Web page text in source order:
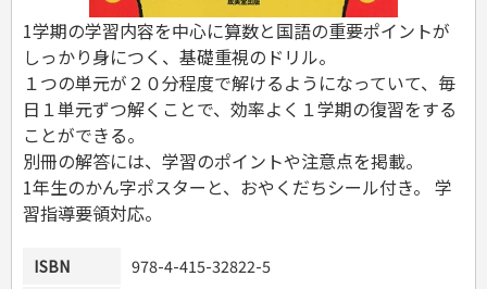
登録販売者
その他資格試験
1学期の学習内容を中心に算数と国語の重要ポイントが
しっかり身につく、基礎重視のドリル。
１つの単元が２０分程度で解けるようになっていて、毎
日１単元ずつ解くことで、効率よく１学期の復習をする
ことができる。
別冊の解答には、学習のポイントや注意点を掲載。
1年生のかん字ポスターと、おやくだちシール付き。 学
習指導要領対応。
ISBN
978-4-415-32822-5